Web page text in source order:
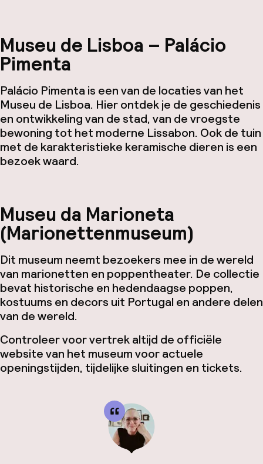
Museu de Lisboa – Palácio
Pimenta
Palácio Pimenta is een van de locaties van het
Museu de Lisboa. Hier ontdek je de geschiedenis
en ontwikkeling van de stad, van de vroegste
bewoning tot het moderne Lissabon. Ook de tuin
met de karakteristieke keramische dieren is een
bezoek waard.
Museu da Marioneta
(Marionettenmuseum)
Dit museum neemt bezoekers mee in de wereld
van marionetten en poppentheater. De collectie
bevat historische en hedendaagse poppen,
kostuums en decors uit Portugal en andere delen
van de wereld.
Controleer voor vertrek altijd de officiële
website van het museum voor actuele
openingstijden, tijdelijke sluitingen en tickets.